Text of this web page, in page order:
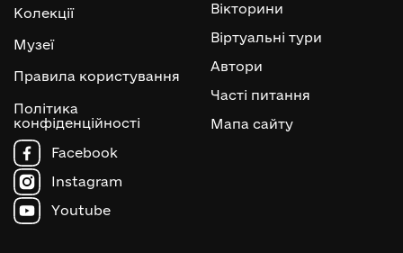
Колекції
Музеї
Правила користування
Політика
конфіденційності
Вікторини
Віртуальні тури
Автори
Часті питання
Мапа сайту
Facebook
Instagram
Youtube